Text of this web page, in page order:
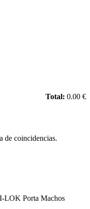
Total: 0.00 €
a de coincidencias.
LOK Porta Machos